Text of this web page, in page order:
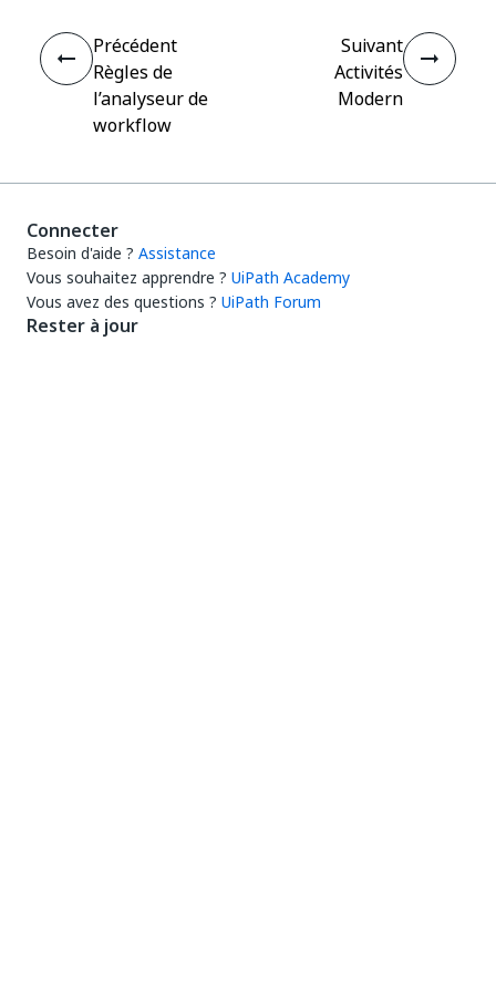
Précédent
Règles de
l’analyseur de
workflow
Suivant
Activités
Modern
Connecter
Besoin d'aide ? Assistance
Vous souhaitez apprendre ? UiPath Academy
Vous avez des questions ? UiPath Forum
Rester à jour